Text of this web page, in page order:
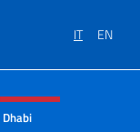
IT EN
e menù